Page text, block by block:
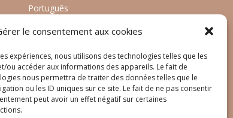
le consentement aux cookies
expériences, nous utilisons des technologies telles que les
ou accéder aux informations des appareils. Le fait de
nous permettra de traiter des données telles que le
ou les ID uniques sur ce site. Le fait de ne pas consentir
peut avoir un effet négatif sur certaines
Português